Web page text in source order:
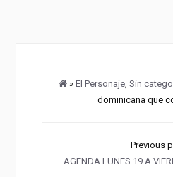
» El Personaje, Sin
dominicana que
Previous
AGENDA LUNES 19 A